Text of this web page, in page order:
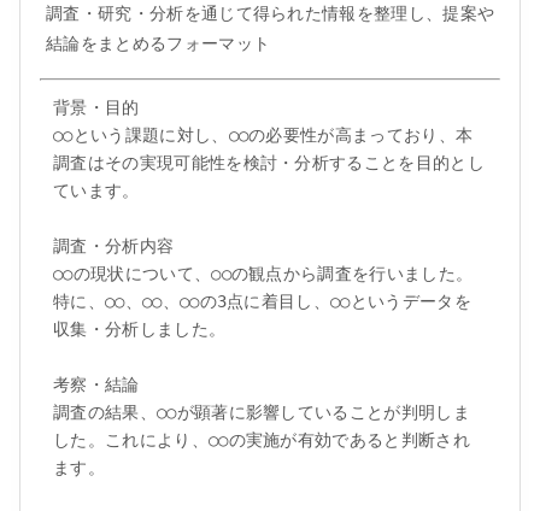
調査・研究・分析を通じて得られた情報を整理し、提案や
結論をまとめるフォーマット
背景・目的
○○という課題に対し、○○の必要性が高まっており、本
調査はその実現可能性を検討・分析することを目的とし
ています。
調査・分析内容
○○の現状について、○○の観点から調査を行いました。
特に、○○、○○、○○の3点に着目し、○○というデータを
収集・分析しました。
考察・結論
調査の結果、○○が顕著に影響していることが判明しま
した。これにより、○○の実施が有効であると判断され
ます。